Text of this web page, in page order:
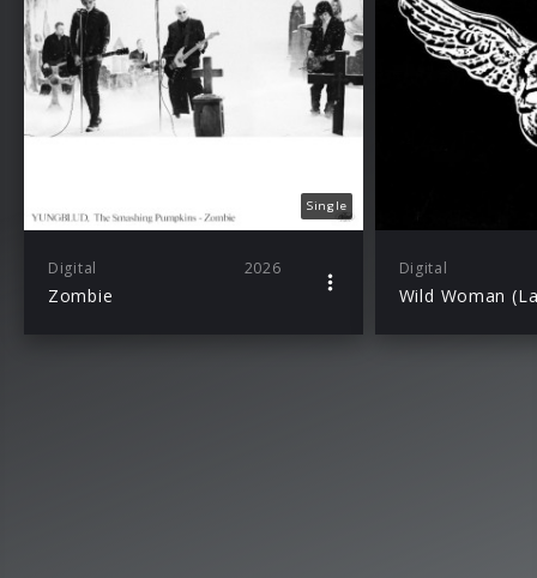
Single
Digital 2026
Zombie
Digital